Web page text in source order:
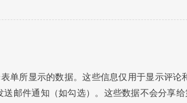
单所显示的数据。这些信息仅用于显示评论
邮件通知（如勾选）。这些数据不会分享